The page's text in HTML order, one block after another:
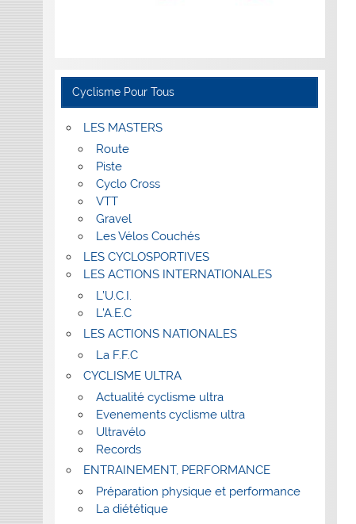
Cyclisme Pour Tous
LES MASTERS
Route
Piste
Cyclo Cross
VTT
Gravel
Les Vélos Couchés
LES CYCLOSPORTIVES
LES ACTIONS INTERNATIONALES
L’U.C.I.
L’A.E.C
LES ACTIONS NATIONALES
La F.F.C
CYCLISME ULTRA
Actualité cyclisme ultra
Evenements cyclisme ultra
Ultravélo
Records
ENTRAINEMENT, PERFORMANCE
Préparation physique et performance
La diététique